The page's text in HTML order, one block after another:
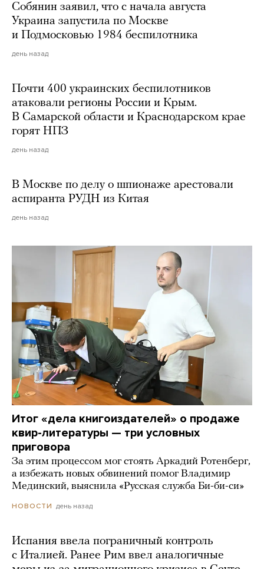
Собянин заявил, что с начала августа
Украина запустила по Москве
и Подмосковью 1984 беспилотника
день назад
Почти 400 украинских беспилотников
атаковали регионы России и Крым.
В Самарской области и Краснодарском крае
горят НПЗ
день назад
В Москве по делу о шпионаже арестовали
аспиранта РУДН из Китая
день назад
Итог «дела книгоиздателей» о продаже
квир-литературы — три условных
приговора
За этим процессом мог стоять Аркадий Ротенберг,
а избежать новых обвинений помог Владимир
Мединский, выяснила «Русская служба Би-би-си»
НОВОСТИ день назад
Испания ввела пограничный контроль
с Италией. Ранее Рим ввел аналогичные